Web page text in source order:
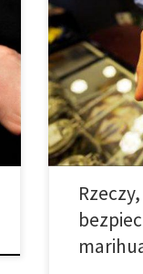
wartości
przemysł
oferując
doświadczeń.
jest bardzo
inne opcje? 1.
nikotynowego